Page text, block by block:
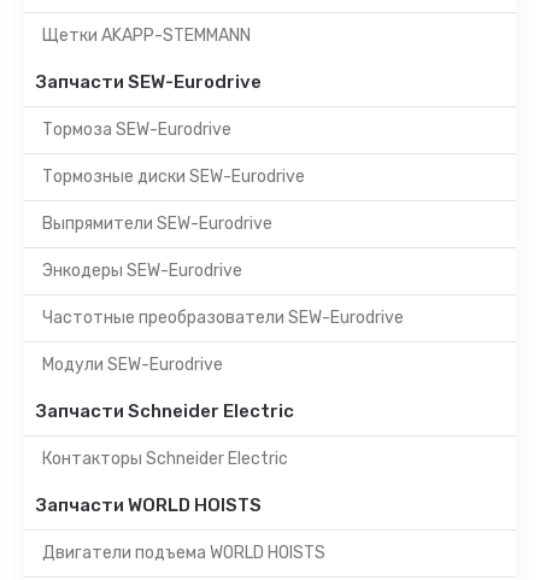
Щетки AKAPP-STEMMANN
Запчасти SEW-Eurodrive
Тормоза SEW-Eurodrive
Тормозные диски SEW-Eurodrive
Выпрямители SEW-Eurodrive
Энкодеры SEW-Eurodrive
Частотные преобразователи SEW-Eurodrive
Модули SEW-Eurodrive
Запчасти Schneider Electric
Контакторы Schneider Electric
Запчасти WORLD HOISTS
Двигатели подъема WORLD HOISTS